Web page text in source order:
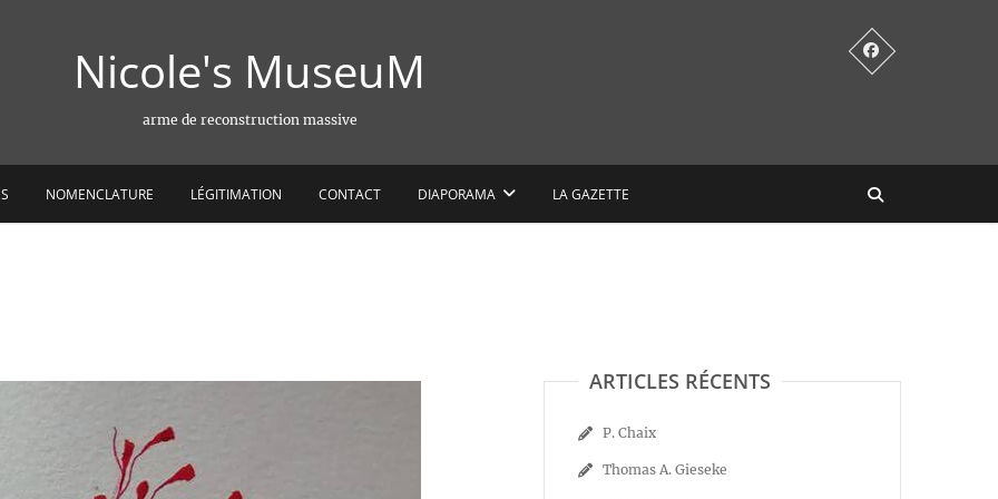
Nicole's MuseuM
arme de reconstruction massive
NOMENCLATURE LÉGITIMATION CONTACT DIAPORAMA LA GAZETTE
ARTICLES RÉCENTS
P. Chaix
Thomas A. Gieseke